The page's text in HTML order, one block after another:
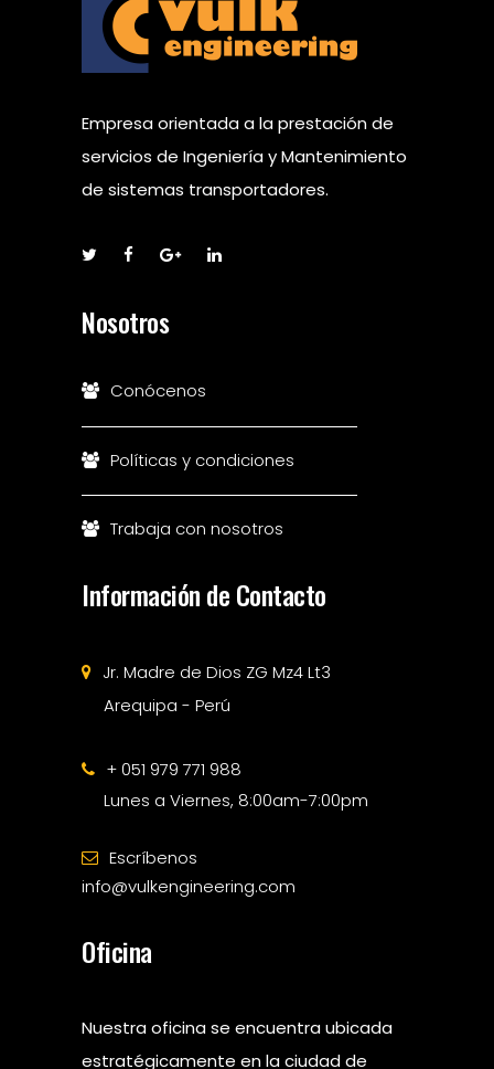
Empresa orientada a la prestación de
servicios de Ingeniería y Mantenimiento
de sistemas transportadores.
Nosotros
Conócenos
Políticas y condiciones
Trabaja con nosotros
Información de Contacto
Jr. Madre de Dios ZG Mz4 Lt3
Arequipa - Perú
+ 051 979 771 988
Lunes a Viernes, 8:00am-7:00pm
Escríbenos
info@vulkengineering.com
Oficina
Nuestra oficina se encuentra ubicada
estratégicamente en la ciudad de